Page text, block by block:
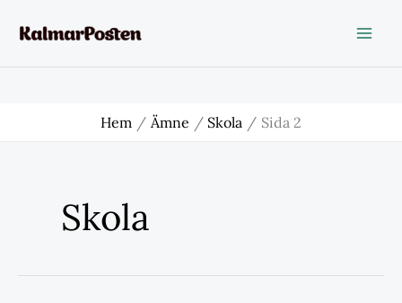
Hem Ämne Skola Sida 2
Skola